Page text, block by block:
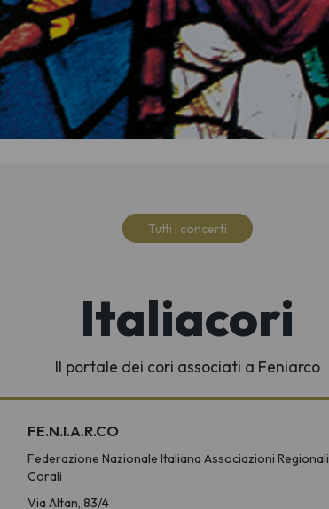
Tutti i concerti
Italiacori
Il portale dei cori associati a Feniarco
FE.N.I.A.R.CO
Federazione Nazionale Italiana Associazioni Regionali
Corali
Via Altan, 83/4